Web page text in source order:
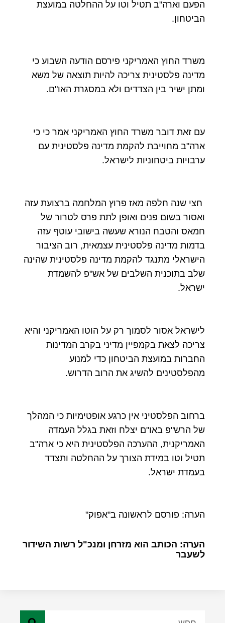
הפעם וארה"ב תטיל וטו על ההחלטה במועצת
הביטחון.
משרד החוץ האמריקני פירסם הודעה השבוע כי
מדינה פלסטינית צריכה להיות תוצאה של משא
ומתן ישיר בין הצדדים ולא במסגרת האו"ם.
עם זאת דובר משרד החוץ האמריקני אמר כי כי
ארה"ב מחוייבת להקמת מדינה פלסטינית עם
ערבויות ביטחוניות לישראל.
חצי שנה חלפה מאז פרוץ המלחמה ברצועת עזה
ואסור בשום פנים ואופן לתת פרס לטרור של
חמאס והטבח הנורא שעשה בישובי עוטף עזה
בדמות מדינה פלסטינית עצמאית, רוב הציבור
הישראלי מתנגד להקמת מדינה פלסטינית שהינה
שלב בתוכנית השלבים של אש"פ להשמדת
ישראל.
לישראל אסור לסמוך רק על הוטו האמריקני והיא
צריכה לצאת בקמפיין מדיני בקרב המדינות
החברות במועצת הביטחון כדי למנוע
מהפלסטינים להשיג את הרוב הדרוש.
ברחוב הפלסטיני אין כרגע אופטימיות כי המהלך
של הרש"פ באו"ם יצלח וזאת בגלל העמדה
האמריקנית, ההערכה הפלסטינית היא כי ארה"ב
תטיל וטו במידת הצורך על ההחלטה ותצדד
בעמדת ישראל.
הערה: פורסם לראשונה ב"אפוק"
הערה: הכותב הוא מזרחן ומנכ"ל רשות השידור
לשעבר